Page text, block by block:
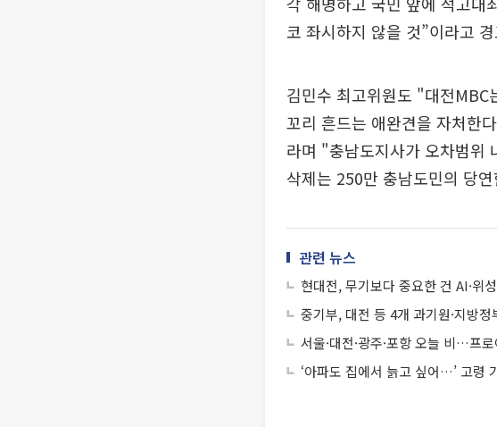
코 좌시하지 않을 것”이라고
김민수 최고위원도 "대전MBC
꼬리 흔드는 애완견을 자처한
라며 "충남도지사가 오차범위
삭제는 250만 충남도민의 당
관련 뉴스
현대전, 무기보다 중요한 건 AI·위
중기부, 대전 등 4개 과기원·지방
서울·대전·광주·포항 오늘 비…프
‘아파도 집에서 늙고 싶어…’ 고령